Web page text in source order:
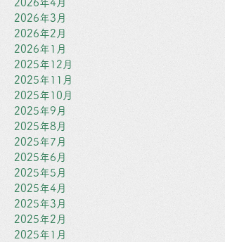
2026年4月
2026年3月
2026年2月
2026年1月
2025年12月
2025年11月
2025年10月
2025年9月
2025年8月
2025年7月
2025年6月
2025年5月
2025年4月
2025年3月
2025年2月
2025年1月